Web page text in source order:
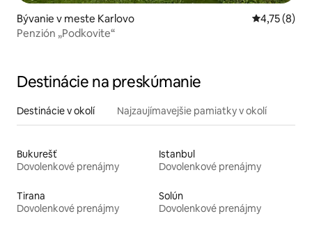
Bývanie v meste Karlovo Priemerné
4,75 (8)
Penzión „Podkovite“
Destinácie na preskúmanie
Destinácie v okolí Najzaujímavejšie pamiatky v okolí
Bukurešť
Dovolenkové prenájmy
Istanbul
Dovolenkové prenájmy
Tirana
Dovolenkové prenájmy
Solún
Dovolenkové prenájmy